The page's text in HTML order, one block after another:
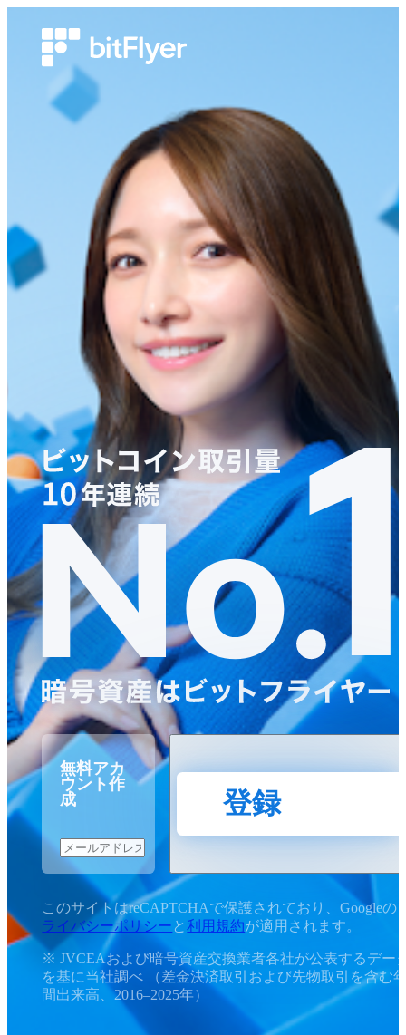
無料アカ
ウント作
成
登録
このサイトはreCAPTCHAで保護されており、Googleの
ライバシーポリシー と利用規約が適用されます。
※ JVCEAおよび暗号資産交換業者各社が公表するデー
を基に当社調べ （差金決済取引および先物取引を含む
間出来高、2016–2025年）